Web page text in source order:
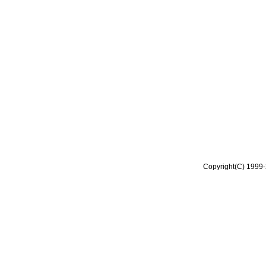
Copyright(C)